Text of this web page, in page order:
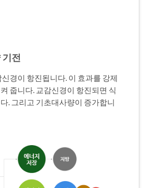
전
경이 항진됩니다. 이 효과를 강제
줍니다. 교감신경이 항진되면 식
. 그리고 기초대사량이 증가합니